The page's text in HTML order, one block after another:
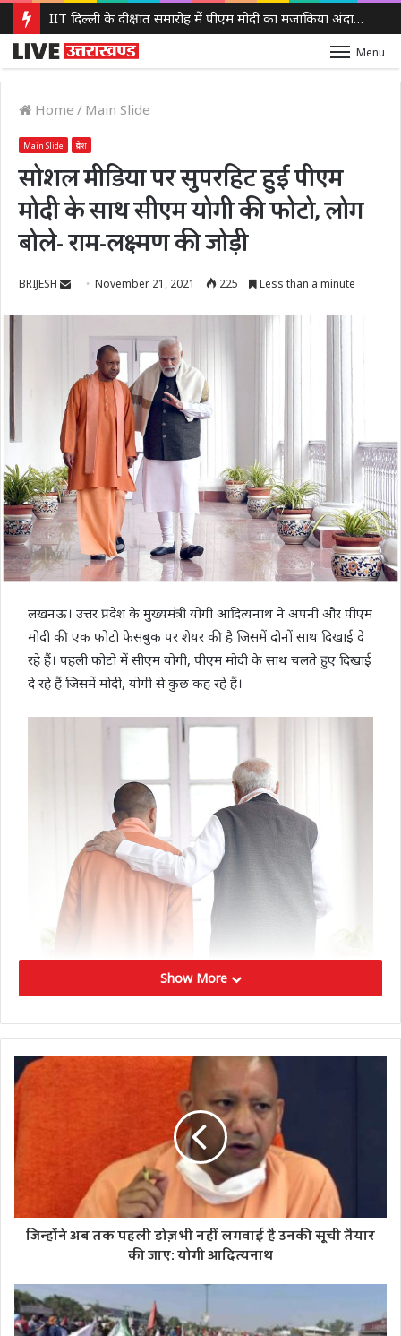
IIT दिल्ली के दीक्षांत समारोह में पीएम मोदी का मजाकिया अंदाज, बोले – ‘मैं बाबा बागेश्वर नहीं हूं, लेकिन मन में कुछ तो चल रहा होगा’
Menu
Home / Main Slide
Main Slide प्रदेश
सोशल मीडिया पर सुपरहिट हुई पीएम
मोदी के साथ सीएम योगी की फोटो, लोग
बोले- राम-लक्ष्मण की जोड़ी
BRIJESH
SendNovember 21, 2021 225 Less than a minute
लखनऊ। उत्तर प्रदेश के मुख्यमंत्री योगी आदित्यनाथ ने अपनी और पीएम
मोदी की एक फोटो फेसबुक पर शेयर की है जिसमें दोनों साथ दिखाई दे
रहे हैं। पहली फोटो में सीएम योगी, पीएम मोदी के साथ चलते हुए दिखाई
दे रहे हैं जिसमें मोदी, योगी से कुछ कह रहे हैं।
कंधे पर हाथ रखे हुए हैं। सोशल मीडिया पर जैसे ही सीएम योगी के
फेसबुक पेज से ये फोटो डाली गई, चर्चा का विषय बन गई। सोशल
Show More
जिन्होंने अब तक पहली डोज़ भी नहीं लगवाई है उनकी सूची तैयार
की जाए: योगी आदित्यनाथ